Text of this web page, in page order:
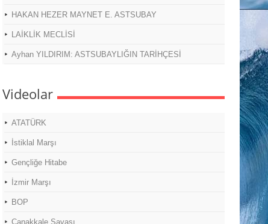
HAKAN HEZER MAYNET E. ASTSUBAY
LAİKLİK MECLİSİ
Ayhan YILDIRIM: ASTSUBAYLIĞIN TARİHÇESİ
Videolar
ATATÜRK
İstiklal Marşı
Gençliğe Hitabe
İzmir Marşı
BOP
Çanakkale Savaşı